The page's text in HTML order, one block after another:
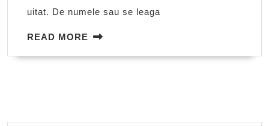
uitat. De numele sau se leaga
READ MORE READ